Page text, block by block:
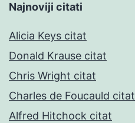
Najnoviji citati
Alicia Keys citat
Donald Krause citat
Chris Wright citat
Charles de Foucauld citat
Alfred Hitchock citat